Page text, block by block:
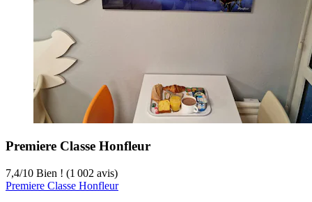
Premiere Classe Honfleur
7,4/10 Bien ! (1 002 avis)
Premiere Classe Honfleur